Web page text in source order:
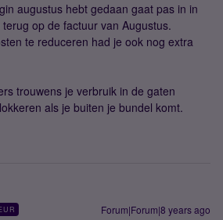
augustus hebt gedaan gaat pas in in
op de factuur van Augustus.
te reduceren had je ook nog extra
trouwens je verbruik in de gaten
als je buiten je bundel komt.
Forum|Forum|8 years ago